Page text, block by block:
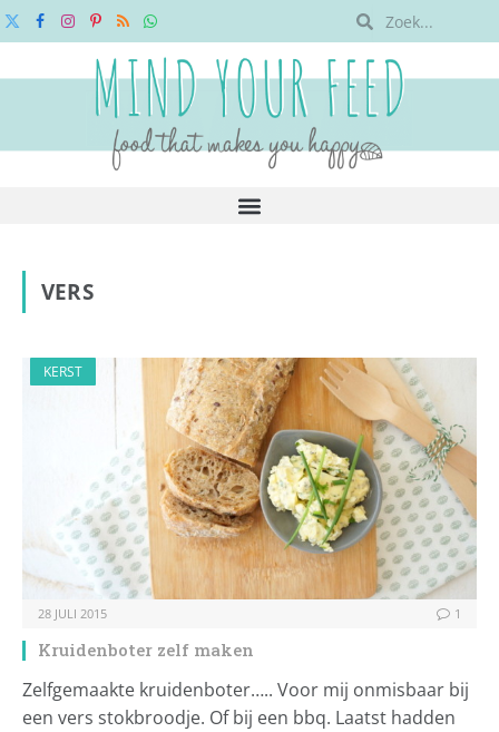
X
FacebookInstagram
Pinterest
RSSWhatsApp
VERS
KERST
28 JULI 2015 1
Kruidenboter zelf maken
Zelfgemaakte kruidenboter….. Voor mij onmisbaar bij
een vers stokbroodje. Of bij een bbq. Laatst hadden